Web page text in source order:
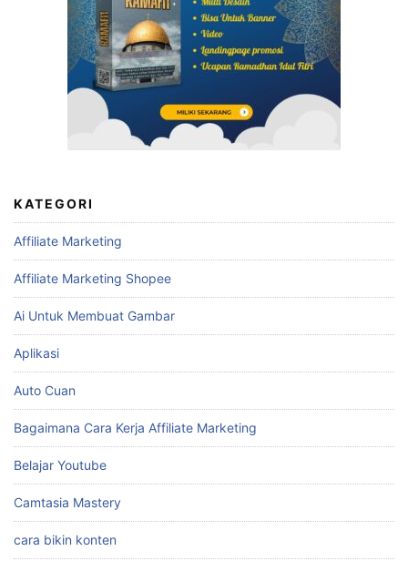
KATEGORI
Affiliate Marketing
Affiliate Marketing Shopee
Ai Untuk Membuat Gambar
Aplikasi
Auto Cuan
Bagaimana Cara Kerja Affiliate Marketing
Belajar Youtube
Camtasia Mastery
cara bikin konten